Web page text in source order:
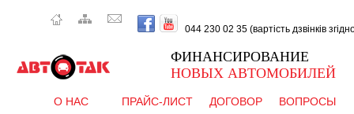
044 230 02 35 (вартість дзвінків
ФИНАНСИРОВАНИЕ
НОВЫХ АВТОМОБИЛЕЙ
О НАС ПРАЙС-ЛИСТ ДОГОВОР ВОПРОСЫ